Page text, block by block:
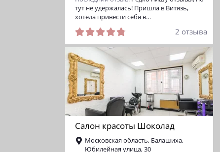
тут не удержалась! Пришла в Витязь,
хотела привести себя в…
2 отзыва
Салон красоты Шоколад
Московская область, Балашиха,
Юбилейная улица, 30